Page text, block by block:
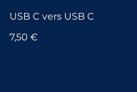
USB C vers USB C
7,50 €